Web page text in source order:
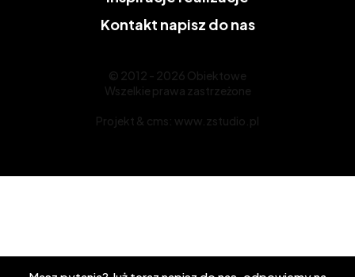
Kontakt napisz do nas
© 2012 - 2026 Obiektowe
Wszelkie prawa zastrzeżone
Projekt & cms: www.zstudio.pl